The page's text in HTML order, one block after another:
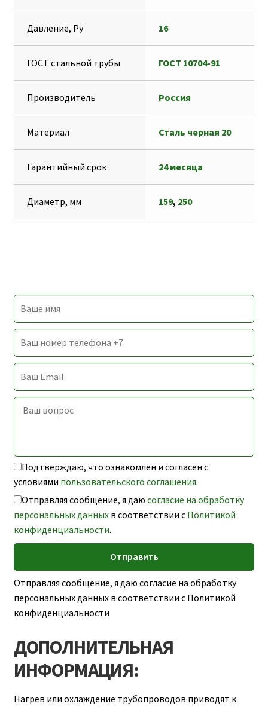
Давление, Ру 16
ГОСТ стальной трубы ГОСТ 10704-91
Производитель Россия
Материал Сталь черная 20
Гарантийный срок 24 месяца
Диаметр, мм 159, 250
Подтверждаю, что ознакомлен и согласен с
условиями пользовательского соглашения.
Отправляя сообщение, я даю согласие на обработку
персональных данныхв соответствии с Политикой
конфиденциальности.
Отправляя сообщение, я даю согласие на обработку
персональных данных в соответствии с Политикой
конфиденциальности
ДОПОЛНИТЕЛЬНАЯ
ИНФОРМАЦИЯ:
Нагрев или охлаждение трубопроводов приводят к